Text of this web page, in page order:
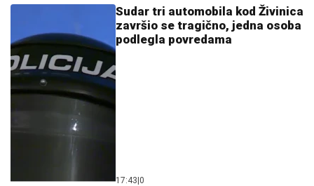
Sudar tri automobila kod Živinica
završio se tragično, jedna osoba
podlegla povredama
17:43 0